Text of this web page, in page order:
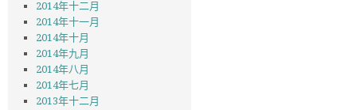
2014年十二月
2014年十一月
2014年十月
2014年九月
2014年八月
2014年七月
2013年十二月